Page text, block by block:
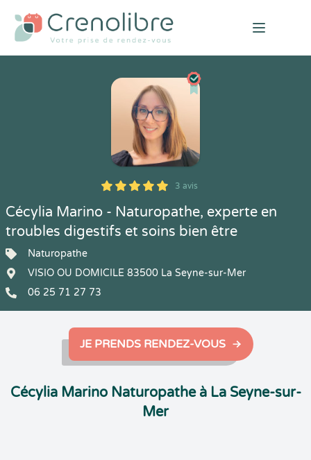
Open
5
1
5
3 3 avis
Cécylia Marino - Naturopathe, experte en
troubles digestifs et soins bien être
Naturopathe
VISIO OU DOMICILE 83500 La Seyne-sur-Mer
06 25 71 27 73
JE PRENDS RENDEZ-VOUS
Cécylia Marino Naturopathe à La Seyne-sur-
Mer